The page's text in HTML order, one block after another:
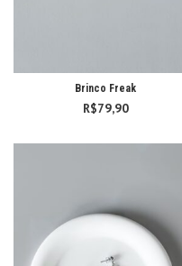
Brinco Freak
R$79,90